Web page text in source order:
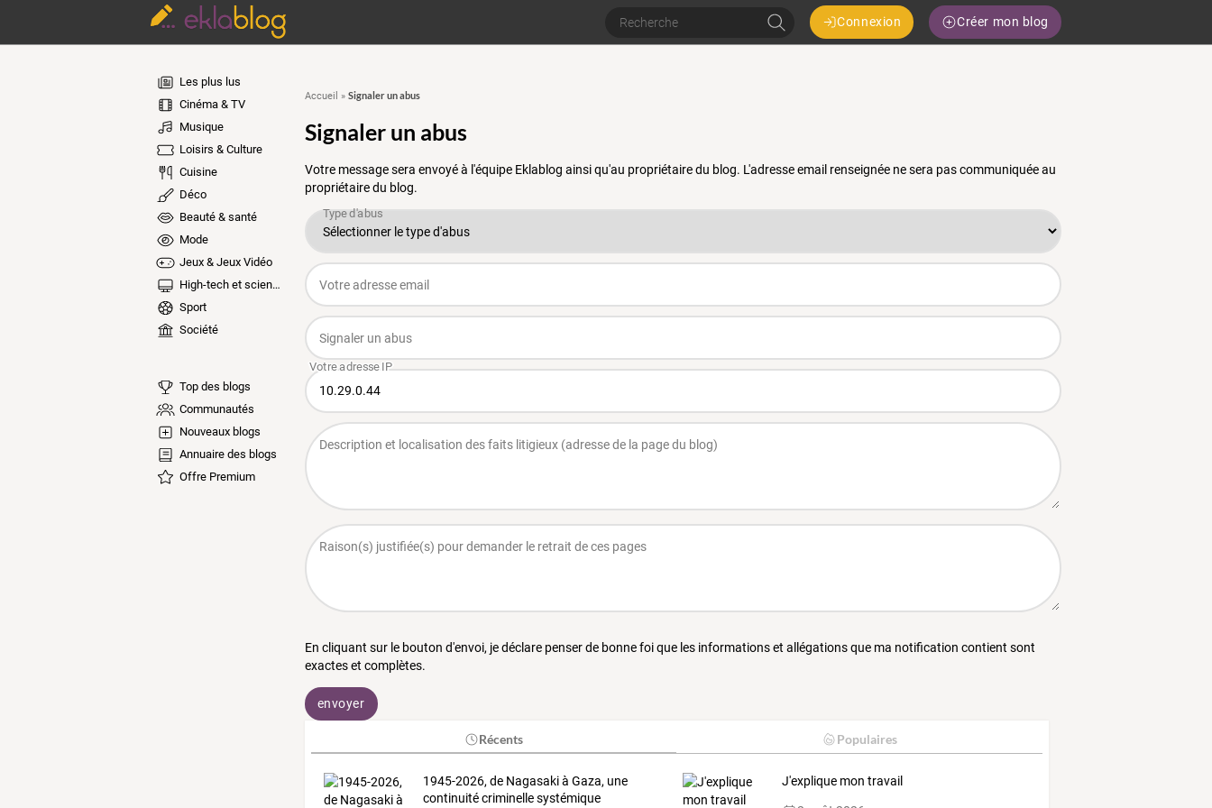
Connexion Créer mon blog
Les plus lus
Cinéma & TV
Musique
Loisirs & Culture
Cuisine
Déco
Beauté & santé
Mode
Jeux & Jeux Vidéo
High-tech et sciences
Sport
Société
Top des blogs
Communautés
Nouveaux blogs
Annuaire des blogs
Offre Premium
Accueil » Signaler un abus
Signaler un abus
Votre message sera envoyé à l'équipe Eklablog ainsi qu'au propriétaire du blog. L'adresse email renseignée ne sera pas communiquée au
propriétaire du blog.
En cliquant sur le bouton d'envoi, je déclare penser de bonne foi que les informations et allégations que ma notification contient sont
exactes et complètes.
envoyer
Récents Populaires
1945-2026, de Nagasaki à Gaza, une
continuité criminelle systémique
J'explique mon travail